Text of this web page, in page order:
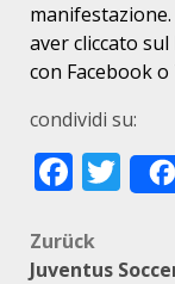
aver cliccato
con Facebook
condividi su:
Zurück
Juventus